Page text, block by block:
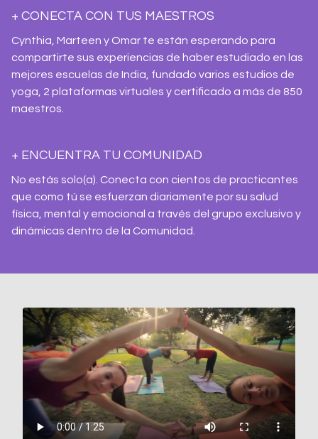
+ CONECTA CON TUS MAESTROS
Cynthia, Marteen y Omar te están esperando para
compartirte sus experiencias de haber estudiado en las
mejores escuelas de India, fundado varios estudios de
yoga, 2 plataformas virtuales y certificado a más de 850
maestros.
+ ENCUENTRA TU COMUNIDAD
No estás solo(a). Conecta con cientos de practicantes
que como tú se esfuerzan diariamente por su salud
física, mental y emocional a través del grupo exclusivo y
dinámicas dentro de la Comunidad.